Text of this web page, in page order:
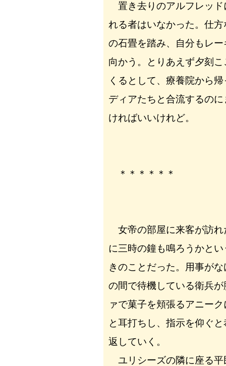
置き去りのアルフレッド
れる者はいなかった。仕
の石畳を踏み、自分もレ
向かう。とりあえず夕刻
くるとして、療養院から
ディアたちと合流するの
ければいいけれど。
＊＊＊＊＊＊
女帝の部屋に来客が訪れ
に三時の鐘も鳴ろうかと
きのことだった。用事が
の間で待機している衛兵
ァで菓子を頬張るアニー
と耳打ちし、指示を仰ぐ
返していく。
ユリシーズの隣に座る平